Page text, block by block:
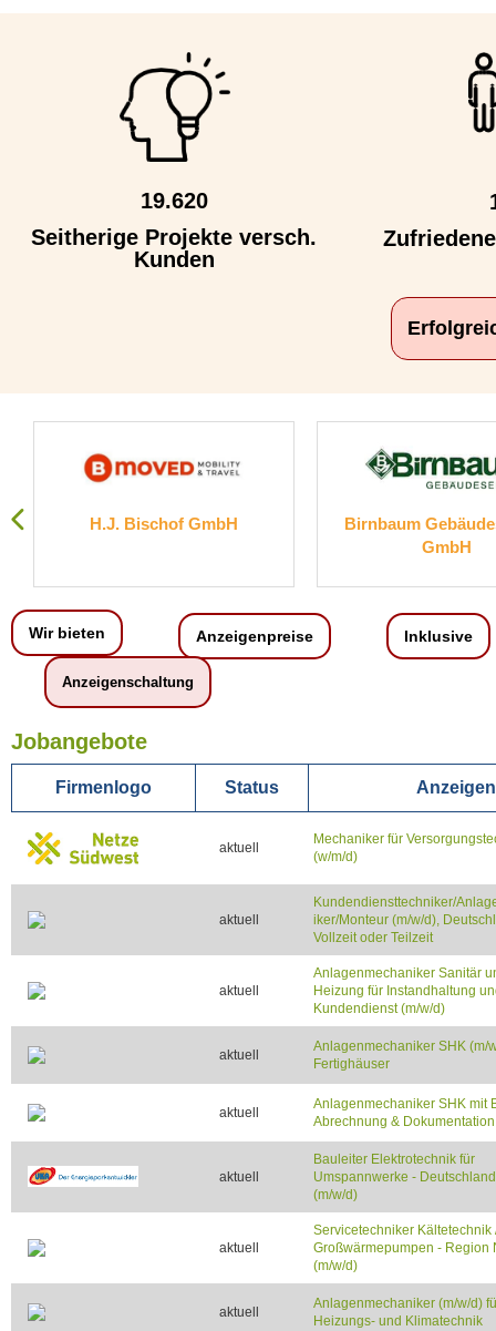
19.620
Seitherige Projekte versch.
Kunden
H.J. Bischof GmbH
Birnbaum
GmbH
Wir bieten Anzeigenpreise Inklusive
Anzeigenschaltung
Jobangebote
Firmenlogo Status
aktuell
Mechaniker für
(w/m/d)
aktuell
Kundendiensttechniker/
iker/Monteur (m/w/d),
Vollzeit oder Teilzeit
aktuell
Anlagenmechaniker Sanitär
Heizung für Instandhaltung
Kundendienst (m/w/d)
aktuell
Anlagenmechaniker SHK (m/
Fertighäuser
aktuell
Anlagenmechaniker SHK mit
Abrechnung &
aktuell
Bauleiter Elektrotechnik für
Umspannwerke -
(m/w/d)
aktuell
Servicetechniker Kältetechnik
Großwärmepumpen - Region
(m/w/d)
aktuell
Anlagenmechaniker (m/w/d)
Heizungs- und Klimatechnik